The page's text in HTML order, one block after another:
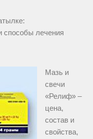
способы лечения
Мазь и
свечи
«Релиф» –
цена,
состав и
свойства,